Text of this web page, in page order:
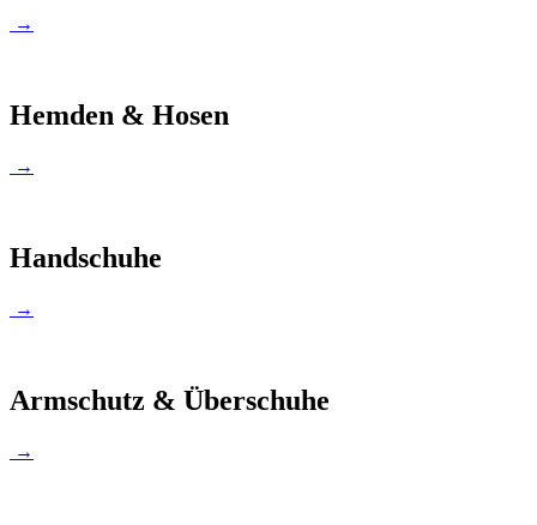
→
Hemden & Hosen
→
Handschuhe
→
Armschutz & Überschuhe
→